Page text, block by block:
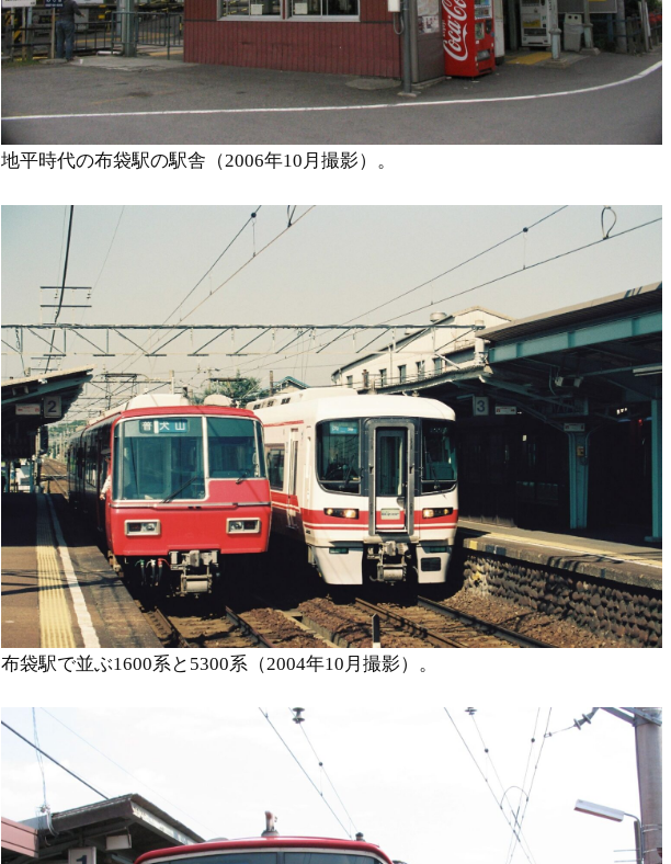
地平時代の布袋駅の駅舎（2006年10月撮影）。
布袋駅で並ぶ1600系と5300系（2004年10月撮影）。